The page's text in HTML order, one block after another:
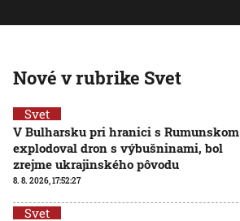
Nové v rubrike Svet
Svet
V Bulharsku pri hranici s Rumunskom
explodoval dron s výbušninami, bol
zrejme ukrajinského pôvodu
8. 8. 2026, 17:52:27
Svet